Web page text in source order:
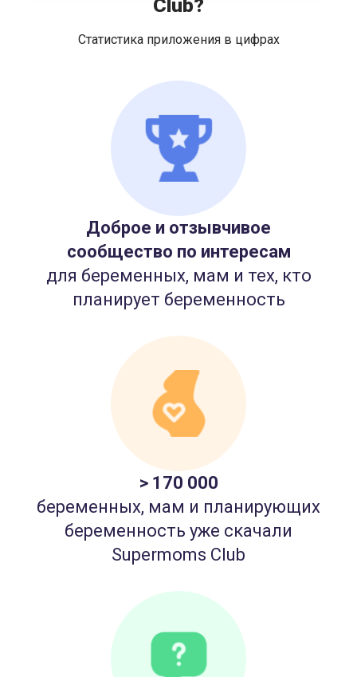
Club?
Статистика приложения в цифрах
Доброе и отзывчивое
сообщество по интересам
для беременных, мам и тех, кто
планирует беременность
> 170 000
беременных, мам и планирующих
беременность уже скачали
Supermoms Club